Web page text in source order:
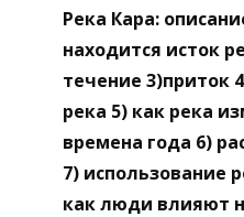
Река Кара:
находится исток
течение 3)приток
река 5) как река
времена года 6)
7) использование
как люди влияют